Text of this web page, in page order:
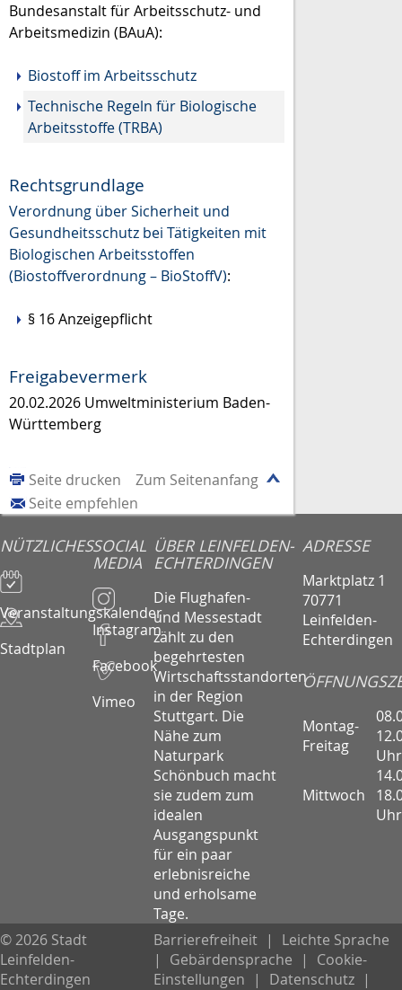
Bundesanstalt für Arbeitsschutz- und
Arbeitsmedizin (BAuA):
Biostoff im Arbeitsschutz
Technische Regeln für Biologische
Arbeitsstoffe (TRBA)
Rechtsgrundlage
Verordnung über Sicherheit und
Gesundheitsschutz bei Tätigkeiten mit
Biologischen Arbeitsstoffen
(Biostoffverordnung – BioStoffV):
§ 16 Anzeigepflicht
Freigabevermerk
20.02.2026 Umweltministerium Baden-
Württemberg
Zum Seitenanfang
Seite drucken
Seite empfehlen
NÜTZLICHES
Veranstaltungskalender
Stadtplan
SOCIAL
MEDIA
Instagram
Facebook
Vimeo
ÜBER LEINFELDEN-
ECHTERDINGEN
Die Flughafen-
und Messestadt
zählt zu den
begehrtesten
Wirtschaftsstandorten
in der Region
Stuttgart. Die
Nähe zum
Naturpark
Schönbuch macht
sie zudem zum
idealen
Ausgangspunkt
für ein paar
erlebnisreiche
und erholsame
Tage.
ADRESSE
Marktplatz 1
70771
Leinfelden-
Echterdingen
Montag-
Freitag
Uhr
Mittwoch
Uhr
© 2026 Stadt
Leinfelden-
Echterdingen
Barrierefreiheit |
Leichte Sprache
|
Gebärdensprache |
Cookie-
Einstellungen
| Datenschutz |